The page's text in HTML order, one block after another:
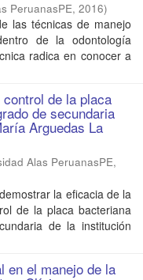
PeruanasPE, 2016)
las técnicas de manejo
de la odontología
radica en conocer a
de la placa
de secundaria
Arguedas La
Alas PeruanasPE,
la eficacia de la
de la placa bacteriana
de la institución
en el manejo de la